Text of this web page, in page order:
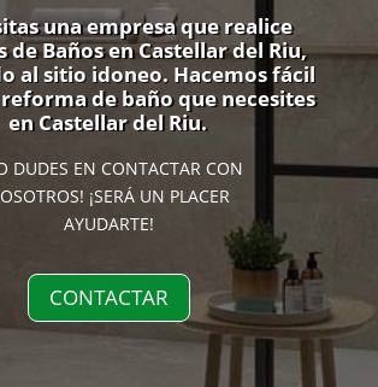
una empresa que realice
de Baños en Castellar del Riu,
al sitio idoneo. Hacemos fácil
de baño que necesites
en Castellar del Riu.
DUDES EN CONTACTAR CON
¡SERÁ UN PLACER
AYUDARTE!
CONTACTAR